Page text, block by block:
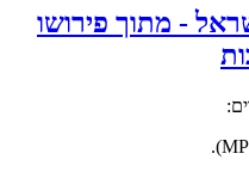
- מתוך פירושו